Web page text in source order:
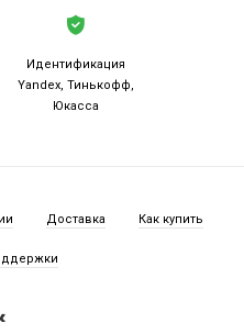
Идентификация
Yandex, Тинькофф,
Юкасса
Доставка Как купить